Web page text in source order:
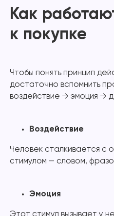
Как
к покупке
Чтобы понять принцип
достаточно вспомнить
воздействие → эмоция →
Воздействие
Человек сталкивается с
стимулом — словом,
Эмоция